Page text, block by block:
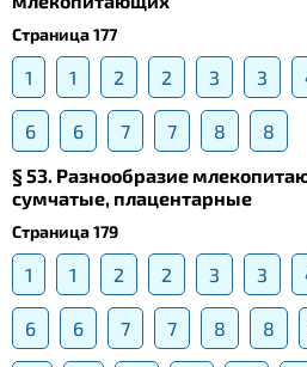
Страница 177
1 1 2 2 3 3
6 6 7 7 8
8
§ 53. Разнообразие
сумчатые, плацентарные
Страница 179
1 1 2 2 3 3
6 6 7 7 8 8